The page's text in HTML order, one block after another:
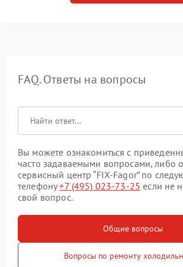
FAQ. Ответы на вопросы
Вы можете ознакомиться с
часто задаваемыми вопросами, либо
сервисный центр “FIX-Fagor” по
телефону+7 (495) 023-73-25 если не
свой вопрос.
Общие вопросы
Вопросы по ремонту